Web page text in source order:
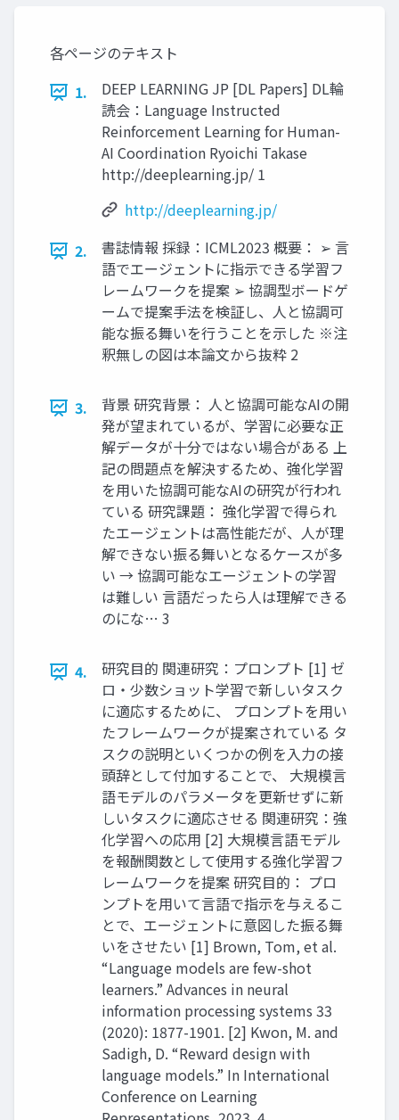
各ページのテキスト
1.
DEEP LEARNING JP [DL Papers] DL輪
読会：Language Instructed
Reinforcement Learning for Human-
AI Coordination Ryoichi Takase
http://deeplearning.jp/ 1
http://deeplearning.jp/
2.
書誌情報 採録：ICML2023 概要： ➢ 言
語でエージェントに指示できる学習フ
レームワークを提案 ➢ 協調型ボードゲ
ームで提案手法を検証し、人と協調可
能な振る舞いを行うことを示した ※注
釈無しの図は本論文から抜粋 2
3.
背景 研究背景： 人と協調可能なAIの開
発が望まれているが、学習に必要な正
解データが十分ではない場合がある 上
記の問題点を解決するため、強化学習
を用いた協調可能なAIの研究が行われ
ている 研究課題： 強化学習で得られ
たエージェントは高性能だが、人が理
解できない振る舞いとなるケースが多
い → 協調可能なエージェントの学習
は難しい 言語だったら人は理解できる
のにな… 3
4.
研究目的 関連研究：プロンプト [1] ゼ
ロ・少数ショット学習で新しいタスク
に適応するために、 プロンプトを用い
たフレームワークが提案されている タ
スクの説明といくつかの例を入力の接
頭辞として付加することで、 大規模言
語モデルのパラメータを更新せずに新
しいタスクに適応させる 関連研究：強
化学習への応用 [2] 大規模言語モデル
を報酬関数として使用する強化学習フ
レームワークを提案 研究目的： プロ
ンプトを用いて言語で指示を与えるこ
とで、エージェントに意図した振る舞
いをさせたい [1] Brown, Tom, et al.
“Language models are few-shot
learners.” Advances in neural
information processing systems 33
(2020): 1877-1901. [2] Kwon, M. and
Sadigh, D. “Reward design with
language models.” In International
Conference on Learning